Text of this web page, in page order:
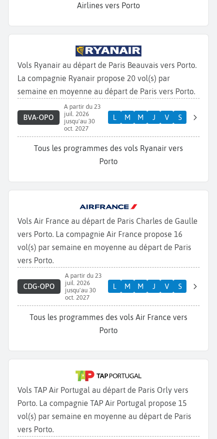
Airlines vers Porto
Vols Ryanair au départ de Paris Beauvais vers Porto.
La compagnie Ryanair propose 20 vol(s) par
semaine en moyenne au départ de Paris vers Porto.
BVA-OPO
A partir du 23
juil. 2026
jusqu'au 30
oct. 2027
L M M J V S
Tous les programmes des vols Ryanair vers
Porto
Vols Air France au départ de Paris Charles de Gaulle
vers Porto. La compagnie Air France propose 16
vol(s) par semaine en moyenne au départ de Paris
vers Porto.
CDG-OPO
A partir du 23
juil. 2026
jusqu'au 30
oct. 2027
L M M J V S
Tous les programmes des vols Air France vers
Porto
Vols TAP Air Portugal au départ de Paris Orly vers
Porto. La compagnie TAP Air Portugal propose 15
vol(s) par semaine en moyenne au départ de Paris
vers Porto.